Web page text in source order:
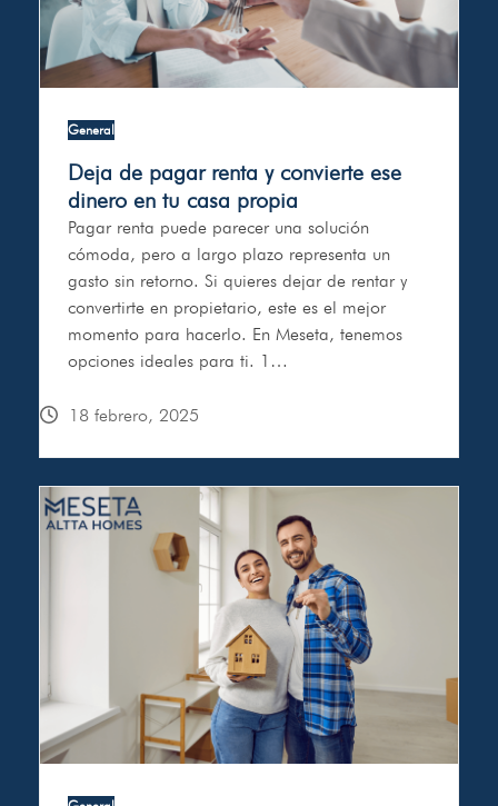
General
Deja de pagar renta y convierte ese
dinero en tu casa propia
Pagar renta puede parecer una solución
cómoda, pero a largo plazo representa un
gasto sin retorno. Si quieres dejar de rentar y
convertirte en propietario, este es el mejor
momento para hacerlo. En Meseta, tenemos
opciones ideales para ti. 1…
18 febrero, 2025